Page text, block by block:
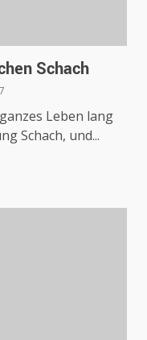
Schach
7
Leben lang
Schach, und...